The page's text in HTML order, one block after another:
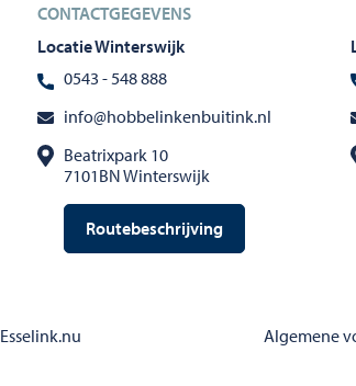
CONTACTGEGEVENS
Locatie Winterswijk
0543 - 548 888
info@hobbelinkenbuitink.nl
Beatrixpark 10
7101BN Winterswijk
Routebeschrijving
Esselink.nu Algemene